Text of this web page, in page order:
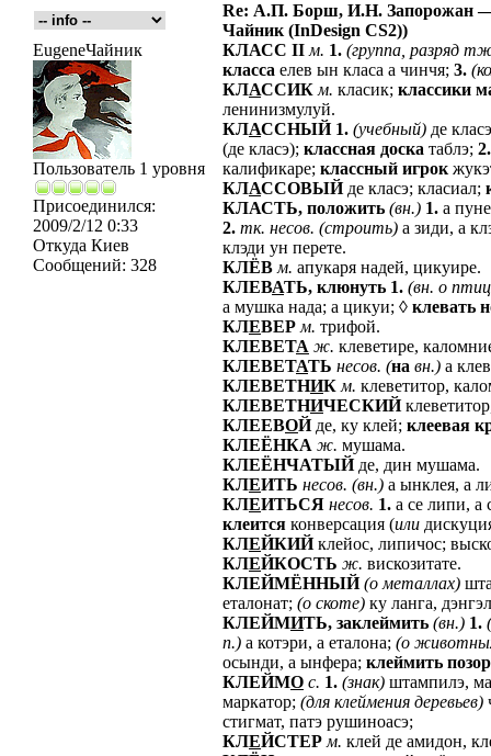
Re: А.П. Борш, И.Н. Запорожан —
Чайник (InDesign CS2))
EugeneЧайник
Пользователь 1 уровня
Присоединился:
2009/2/12 0:33
Откуда Киев
Сообщений: 328
КЛАСС II м. 1. (группа, разряд
класса елев ын класа а чинчя; 3.
КЛАССИК м. класик; классики
ленинизмулуй.
КЛАССНЫЙ 1. (учебный) де
(де класэ); классная доска таблэ; 2.
калификаре; классный игрок
КЛАССОВЫЙде класэ; класиал;
КЛАСТЬ, положить (вн.) 1. а
2. тк. несов. (строить) а зиди, а
клэди ун перете.
КЛЁВ м. апукаря надей, цикуире.
КЛЕВАТЬ, клюнуть 1. (вн. о
а мушка нада; а цикуи; ◊ клевать
КЛЕВЕР м. трифой.
КЛЕВЕТА ж. клеветире,
КЛЕВЕТАТЬ несов. (на вн.) а
КЛЕВЕТНИК м. клеветитор,
КЛЕВЕТНИЧЕСКИЙ
КЛЕЕВОЙде, ку клей; клеевая
КЛЕЁНКА ж. мушама.
КЛЕЁНЧАТЫЙде, дин мушама.
КЛЕИТЬ несов. (вн.) а ынклея, а
КЛЕИТЬСЯ несов. 1. а се липи, а
клеится конверсация (или
КЛЕЙКИЙклейос, липичос;
КЛЕЙКОСТЬ ж. вискозитате.
КЛЕЙМЁННЫЙ (о металлах)
еталонат; (о скоте) ку ланга,
КЛЕЙМИТЬ, заклеймить (вн.) 1.
п.) а котэри, а еталона; (о
осынди, а ынфера; клеймить
КЛЕЙМО с. 1. (знак) штампилэ,
маркатор; (для клеймения деревьев)
стигмат, патэ рушиноасэ;
КЛЕЙСТЕР м. клей де амидон,